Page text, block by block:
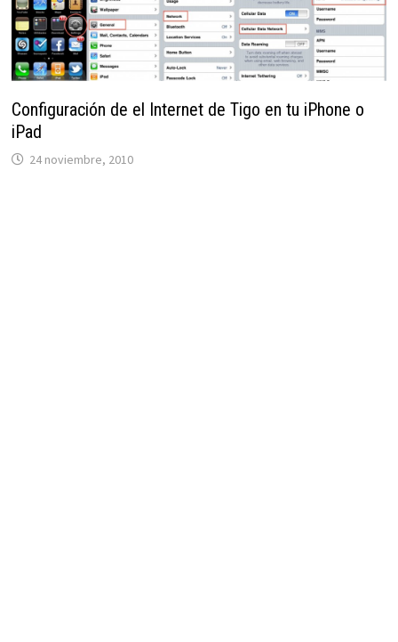
Configuración de el Internet de Tigo en tu iPhone o
iPad
24 noviembre, 2010